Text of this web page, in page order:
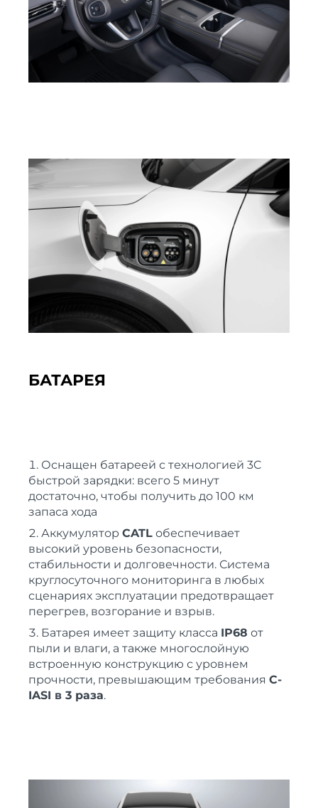
БАТАРЕЯ
Оснащен батареей с технологией 3C
быстрой зарядки: всего 5 минут
достаточно, чтобы получить до 100 км
запаса хода
Аккумулятор CATL обеспечивает
высокий уровень безопасности,
стабильности и долговечности. Система
круглосуточного мониторинга в любых
сценариях эксплуатации предотвращает
перегрев, возгорание и взрыв.
Батарея имеет защиту класса IP68 от
пыли и влаги, а также многослойную
встроенную конструкцию с уровнем
прочности, превышающим требования C-
IASI в 3 раза.